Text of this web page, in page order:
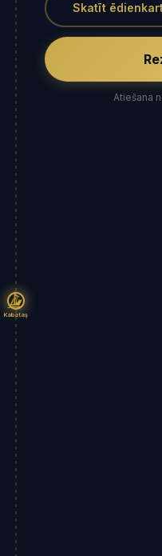
Kabataş
Skatīt
Atiešana